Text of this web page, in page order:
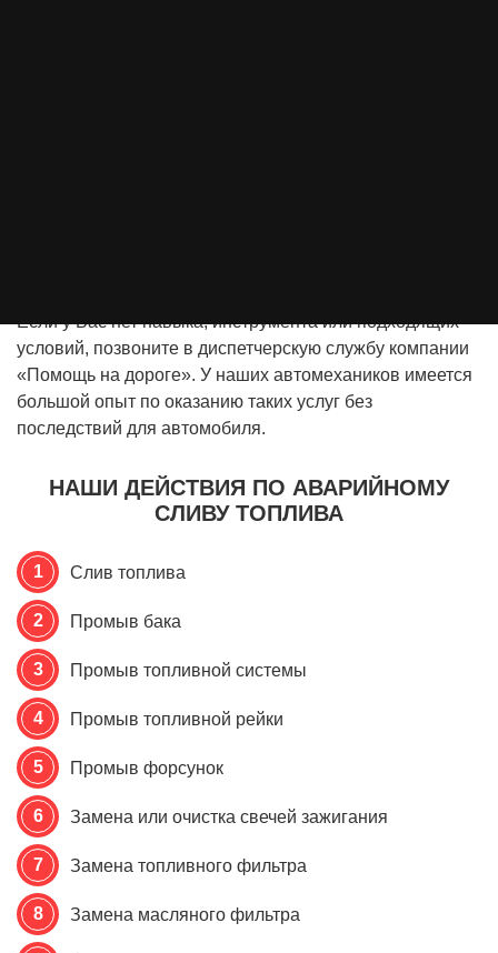
Если у Вас нет навыка, инструмента или подходящих
условий, позвоните в диспетчерскую службу компании
«Помощь на дороге». У наших автомехаников имеется
большой опыт по оказанию таких услуг без
последствий для автомобиля.
НАШИ ДЕЙСТВИЯ ПО АВАРИЙНОМУ
СЛИВУ ТОПЛИВА
Слив топлива
Промыв бака
Промыв топливной системы
Промыв топливной рейки
Промыв форсунок
Замена или очистка свечей зажигания
Замена топливного фильтра
Замена масляного фильтра